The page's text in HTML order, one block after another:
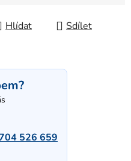
Hlídat Sdílet
526 659